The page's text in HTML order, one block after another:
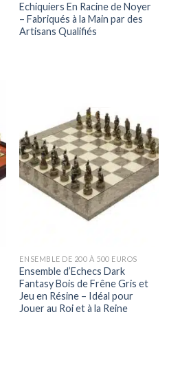
Echiquiers En Racine de Noyer
– Fabriqués à la Main par des
Artisans Qualifiés
ENSEMBLE DE 200 À 500 EUROS
Ensemble d’Echecs Dark
Fantasy Bois de Frêne Gris et
Jeu en Résine – Idéal pour
Jouer au Roi et à la Reine